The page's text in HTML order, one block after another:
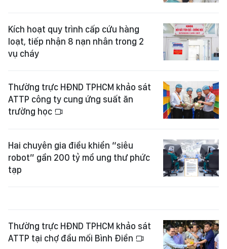
Kích hoạt quy trình cấp cứu hàng
loạt, tiếp nhận 8 nạn nhân trong 2
vụ cháy
Thường trực HĐND TPHCM khảo sát
ATTP công ty cung ứng suất ăn
trường học
Hai chuyên gia điều khiển “siêu
robot” gần 200 tỷ mổ ung thư phức
tạp
Thường trực HĐND TPHCM khảo sát
ATTP tại chợ đầu mối Bình Điền